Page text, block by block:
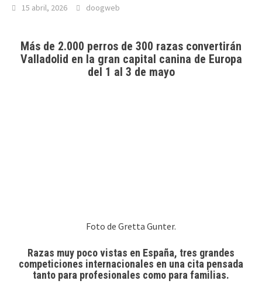
15 abril, 2026 doogweb
Más de 2.000 perros de 300 razas convertirán
Valladolid en la gran capital canina de Europa
del 1 al 3 de mayo
Foto de Gretta Gunter.
Razas muy poco vistas en España, tres grandes
competiciones internacionales en una cita pensada
tanto para profesionales como para familias.